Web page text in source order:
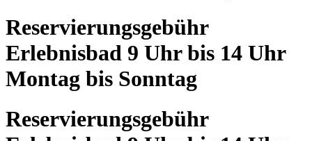
Reservierungsgebühr
Erlebnisbad 9 Uhr bis 14 Uhr
Montag bis Sonntag
Reservierungsgebühr